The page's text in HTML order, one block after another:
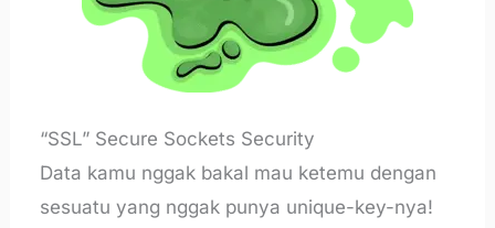
“SSL” Secure Sockets Security
Data kamu nggak bakal mau ketemu dengan
sesuatu yang nggak punya unique-key-nya!